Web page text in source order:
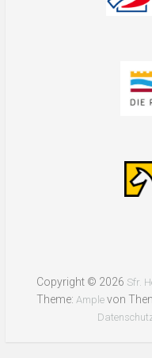
Copyright © 2026 Sfr.
Theme:Ample von